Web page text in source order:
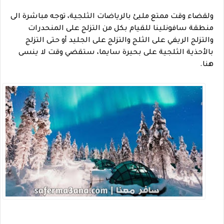
ولقضاء وقت ممتع مليئ بالرياضات الثلجية، توجه مباشرة الى
منطقة سافونلينا للقيام بكل من التزلج على المنحدرات
والتزلج الريفي على الثلج والتزلج على الجليد أو حتى التزلج
بالأحذية الثلجية على بحيرة سايما، ستقضي وقت لا ينسى
هنا.